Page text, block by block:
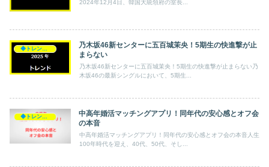
2024年12月4日、韓国大統領府の室長...
乃木坂46新センターに五百城茉央！5期生の快進撃が止
まらない
乃木坂46新センターに五百城茉央！5期生の快進撃が止まらない乃
木坂46の最新シングルにおいて、5期生...
◆トレンド◆
中高年婚活マッチングアプリ！同年代の安心感とオフ会
の本音
中高年婚活マッチングアプリ！同年代の安心感とオフ会の本音人生
100年時代を迎え、40代、50代、そし...